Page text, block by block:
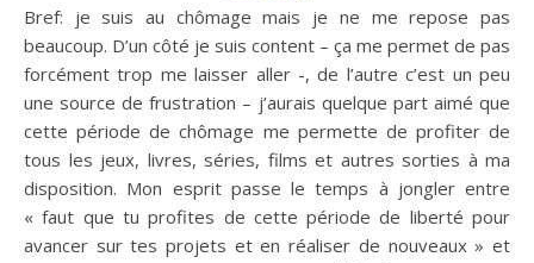
Bref: je suis au chômage mais je ne me repose pas
beaucoup. D’un côté je suis content – ça me permet de pas
forcément trop me laisser aller -, de l’autre c’est un peu
une source de frustration – j’aurais quelque part aimé que
cette période de chômage me permette de profiter de
tous les jeux, livres, séries, films et autres sorties à ma
disposition. Mon esprit passe le temps à jongler entre
« faut que tu profites de cette période de liberté pour
avancer sur tes projets et en réaliser de nouveaux » et